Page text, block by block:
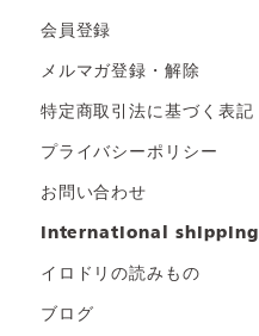
会員登録
メルマガ登録・解除
特定商取引法に基づく表記
プライバシーポリシー
お問い合わせ
international shipping
イロドリの読みもの
ブログ